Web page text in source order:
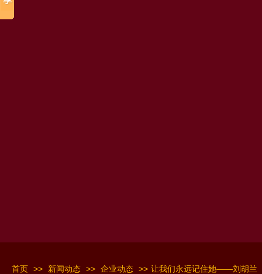
首页 >> 新闻动态 >> 企业动态 >> 让我们永远记住她——刘胡兰